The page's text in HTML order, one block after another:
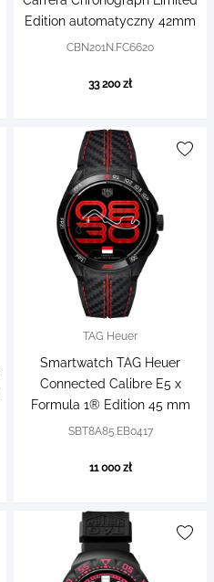
Edition automatyczny 42mm
CBN201N.FC6620
33 200 zł
TAG Heuer
Smartwatch TAG Heuer
Connected Calibre E5 x
Formula 1® Edition 45 mm
SBT8A85.EB0417
11 000 zł